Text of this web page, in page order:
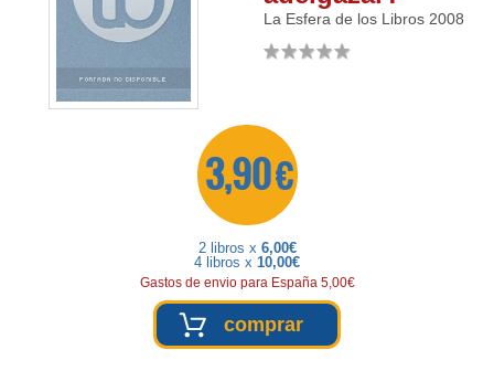
La Esfera de los Libros 2008
3,90 €
2 libros x 6,00€
4 libros x 10,00€
Gastos de envio para España 5,00€
comprar